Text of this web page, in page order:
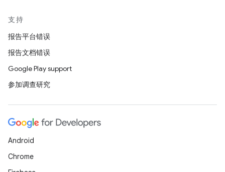
支持
报告平台错误
报告文档错误
Google Play support
参加调查研究
Android
Chrome